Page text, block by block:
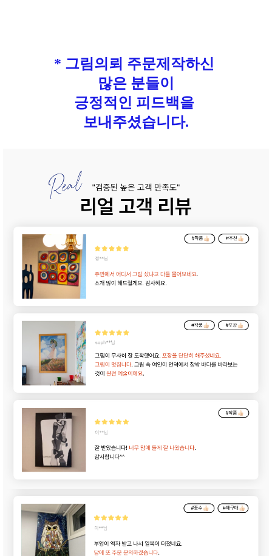
* 그림의뢰 주문제작하신
많은 분들이
긍정적인 피드백을
보내주셨습니다.